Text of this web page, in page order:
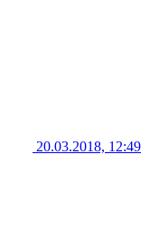
20.03.2018, 12:49